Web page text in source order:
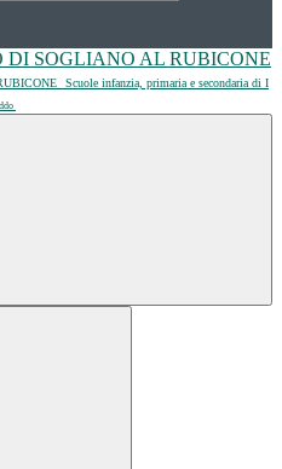
Scuole infanzia, primaria e secondaria di I